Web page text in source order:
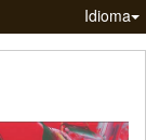
Idioma